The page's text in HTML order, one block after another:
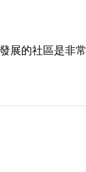
展的社區是非